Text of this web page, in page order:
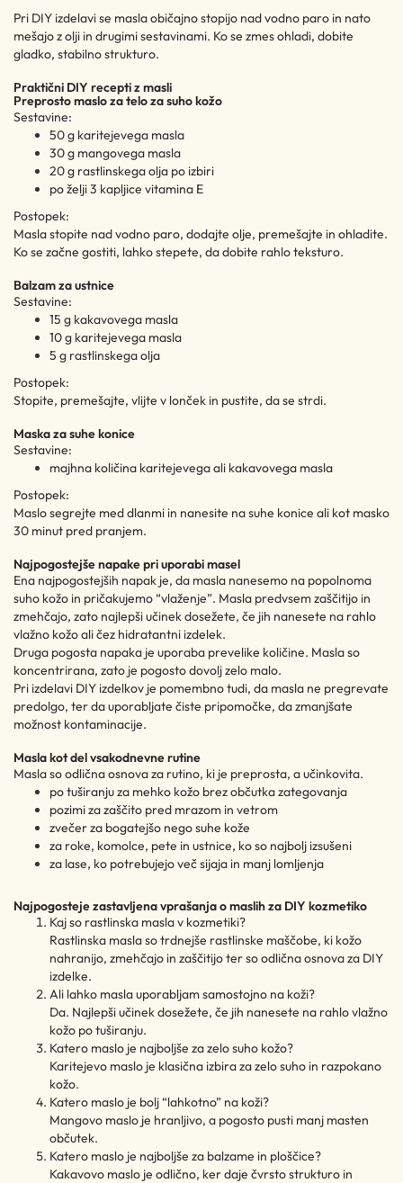
Pri DIY izdelavi se masla običajno stopijo nad vodno paro in nato
mešajo z olji in drugimi sestavinami. Ko se zmes ohladi, dobite
gladko, stabilno strukturo.
Praktični DIY recepti z masli
Preprosto maslo za telo za suho kožo
Sestavine:
50 g karitejevega masla
30 g mangovega masla
20 g rastlinskega olja po izbiri
po želji 3 kapljice vitamina E
Postopek:
Masla stopite nad vodno paro, dodajte olje, premešajte in ohladite.
Ko se začne gostiti, lahko stepete, da dobite rahlo teksturo.
Balzam za ustnice
Sestavine:
15 g kakavovega masla
10 g karitejevega masla
5 g rastlinskega olja
Postopek:
Stopite, premešajte, vlijte v lonček in pustite, da se strdi.
Maska za suhe konice
Sestavine:
majhna količina karitejevega ali kakavovega masla
Postopek:
Maslo segrejte med dlanmi in nanesite na suhe konice ali kot masko
30 minut pred pranjem.
Najpogostejše napake pri uporabi masel
Ena najpogostejših napak je, da masla nanesemo na popolnoma
suho kožo in pričakujemo “vlaženje”. Masla predvsem zaščitijo in
zmehčajo, zato najlepši učinek dosežete, če jih nanesete na rahlo
vlažno kožo ali čez hidratantni izdelek.
Druga pogosta napaka je uporaba prevelike količine. Masla so
koncentrirana, zato je pogosto dovolj zelo malo.
Pri izdelavi DIY izdelkov je pomembno tudi, da masla ne pregrevate
predolgo, ter da uporabljate čiste pripomočke, da zmanjšate
možnost kontaminacije.
Masla kot del vsakodnevne rutine
Masla so odlična osnova za rutino, ki je preprosta, a učinkovita.
po tuširanju za mehko kožo brez občutka zategovanja
pozimi za zaščito pred mrazom in vetrom
zvečer za bogatejšo nego suhe kože
za roke, komolce, pete in ustnice, ko so najbolj izsušeni
za lase, ko potrebujejo več sijaja in manj lomljenja
Najpogosteje zastavljena vprašanja o maslih za DIY kozmetiko
Kaj so rastlinska masla v kozmetiki?
Rastlinska masla so trdnejše rastlinske maščobe, ki kožo
nahranijo, zmehčajo in zaščitijo ter so odlična osnova za DIY
izdelke.
Ali lahko masla uporabljam samostojno na koži?
Da. Najlepši učinek dosežete, če jih nanesete na rahlo vlažno
kožo po tuširanju.
Katero maslo je najboljše za zelo suho kožo?
Karitejevo maslo je klasična izbira za zelo suho in razpokano
kožo.
Katero maslo je bolj “lahkotno” na koži?
Mangovo maslo je hranljivo, a pogosto pusti manj masten
občutek.
Katero maslo je najboljše za balzame in ploščice?
Kakavovo maslo je odlično, ker daje čvrsto strukturo in